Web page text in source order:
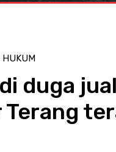
HUKUM
duga
Terang